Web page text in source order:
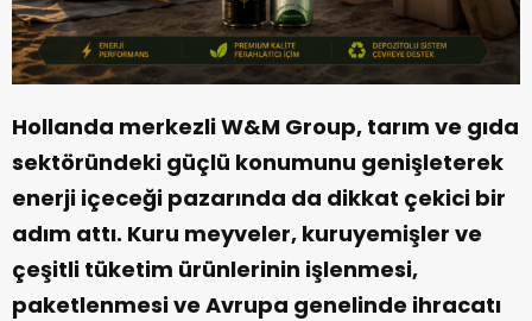
Hollanda merkezli W&M Group, tarım ve gıda
sektöründeki güçlü konumunu genişleterek
enerji içeceği pazarında da dikkat çekici bir
adım attı. Kuru meyveler, kuruyemişler ve
çeşitli tüketim ürünlerinin işlenmesi,
paketlenmesi ve Avrupa genelinde ihracatı